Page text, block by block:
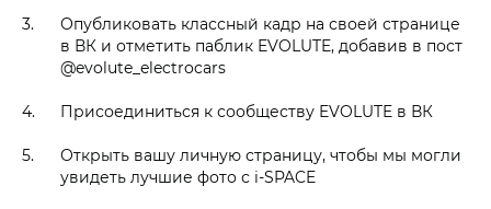
Опубликовать классный кадр на своей странице
в ВК и отметить паблик EVOLUTE, добавив в пост
@evolute_electrocars
Присоединиться к сообществу EVOLUTE в ВК
Открыть вашу личную страницу, чтобы мы могли
увидеть лучшие фото с i‑SPACE